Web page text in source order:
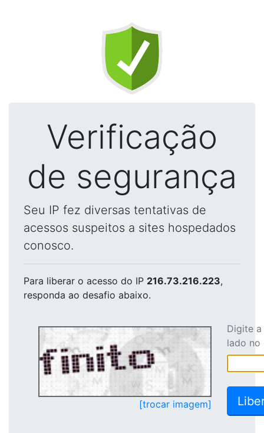
Verificação
de segurança
Seu IP fez diversas tentativas de
acessos suspeitos a sites hospedados
conosco.
Para liberar o acesso do IP 216.73.216.223,
responda ao desafio abaixo.
[trocar imagem]
Digite
lado no